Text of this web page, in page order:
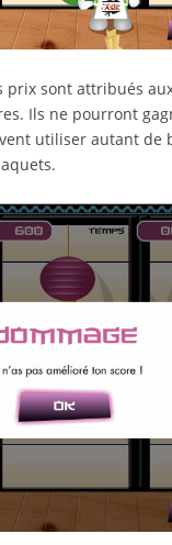
prix sont attribués
Ils ne pourront
utiliser autant de